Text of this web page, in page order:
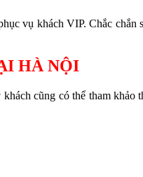
vụ khách VIP. Chắc
HÀ NỘI
cũng có thể tham khảo